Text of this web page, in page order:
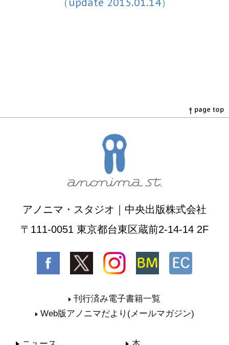
アノニマ・スタジオ｜中央出版株式会社
〒111-0051 東京都台東区蔵前2-14-14 2F
刊行済み電子書籍一覧
Web版アノニマだより(メールマガジン)